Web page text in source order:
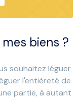
biens ?
souhaitez léguer
l'entièreté de
partie, à autant